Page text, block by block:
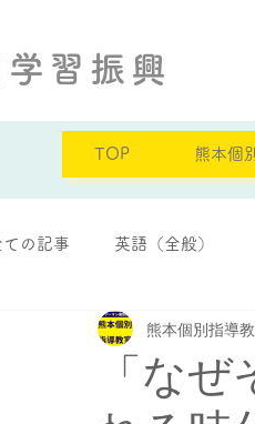
習振興
TOP 熊本個
ての記事 英語（全般）
定期テスト結果 自己肯
「な
熊本個別指導